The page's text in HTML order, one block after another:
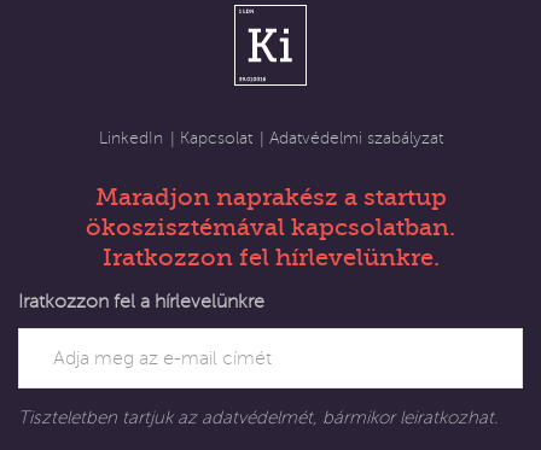
LinkedIn Kapcsolat Adatvédelmi szabályzat
Maradjon naprakész a startup
ökoszisztémával kapcsolatban.
Iratkozzon fel hírlevelünkre.
Iratkozzon fel a hírlevelünkre
Tiszteletben tartjuk az adatvédelmét, bármikor leiratkozhat.